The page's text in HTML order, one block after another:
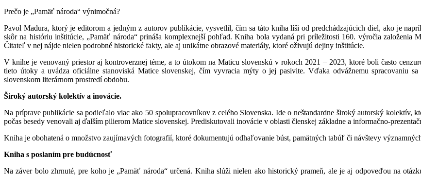
Prečo je „Pamäť národa“ výnimočná?
Pavol Madura, ktorý je editorom a jedným z autorov publikácie, vysvetlil, čím sa táto kniha líši od predchádzajúcich diel, ako je
skôr na históriu inštitúcie, „Pamäť národa“ prináša komplexnejší pohľad. Kniha bola vydaná pri príležitosti 160. výročia založenia
Čitateľ v nej nájde nielen podrobné historické fakty, ale aj unikátne obrazové materiály, ktoré oživujú dejiny inštitúcie.
V knihe je venovaný priestor aj kontroverznej téme, a to útokom na Maticu slovenskú v rokoch 2021 – 2023, ktoré boli často
tieto útoky a uvádza oficiálne stanoviská Matice slovenskej, čím vyvracia mýty o jej pasivite. Vďaka odvážnemu spracovaniu
slovenskom literárnom prostredí obdobu.
Široký autorský kolektív a inovácie.
Na príprave publikácie sa podieľalo viac ako 50 spolupracovníkov z celého Slovenska. Ide o neštandardne široký autorský kolektív,
počas besedy venovali aj ďalším pilierom Matice slovenskej. Prediskutovali inovácie v oblasti členskej základne a informačno-
Kniha je obohatená o množstvo zaujímavých fotografií, ktoré dokumentujú odhaľovanie búst, pamätných tabúľ či návštevy
Kniha s poslaním pre budúcnosť
Na záver bolo zhrnuté, pre koho je „Pamäť národa“ určená. Kniha slúži nielen ako historický prameň, ale je aj odpoveďou na